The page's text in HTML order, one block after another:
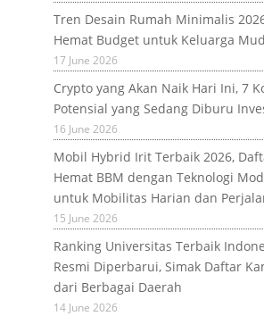
Tren Desain Rumah Minimalis
Hemat Budget untuk Keluarga
17 June 2026
Crypto yang Akan Naik Hari Ini, 7
Potensial yang Sedang Diburu
16 June 2026
Mobil Hybrid Irit Terbaik 2026,
Hemat BBM dengan Teknologi
untuk Mobilitas Harian dan
15 June 2026
Ranking Universitas Terbaik
Resmi Diperbarui, Simak Daftar
dari Berbagai Daerah
14 June 2026